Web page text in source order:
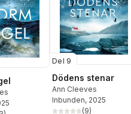
Del 9
Dödens stenar
Ann Cleeves
Inbunden, 2025
(9)